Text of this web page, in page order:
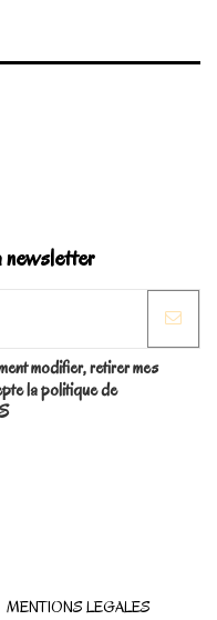
newsletter
modifier, retirer mes
la politique de
MENTIONS LEGALES